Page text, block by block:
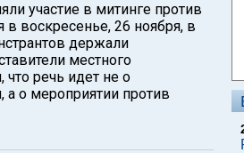
участие в митинге против
воскресенье, 26 ноября, в
держали
местного
речь идет не о
а о мероприятии против